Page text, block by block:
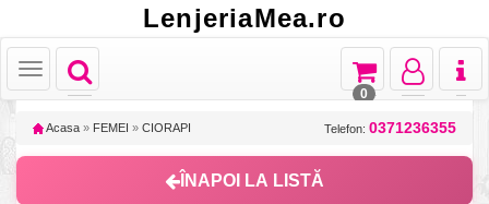
LenjeriaMea.ro
Toggle
navigation
Toggle
Toggle
navigation
Toggle
navigation
Toggle
navigation
0
Acasa » FEMEI » CIORAPI Telefon: 0371236355
ÎNAPOI LA LISTĂ